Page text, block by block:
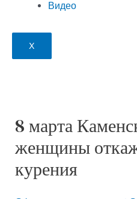
Видео
X
8 марта
женщины
курения